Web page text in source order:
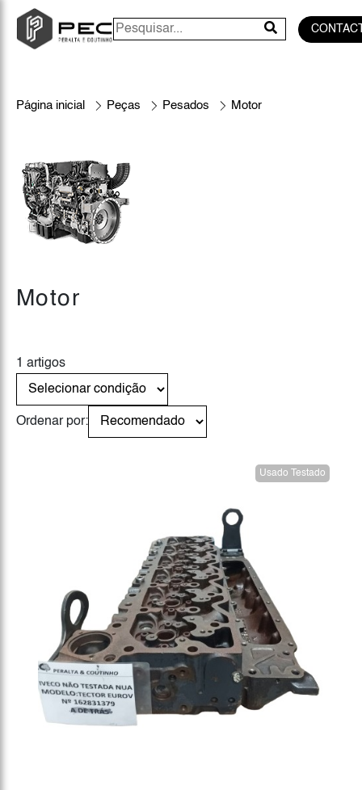
Página inicial Peças Pesados Motor
Motor
1 artigos
Ordenar por:
Usado Testado